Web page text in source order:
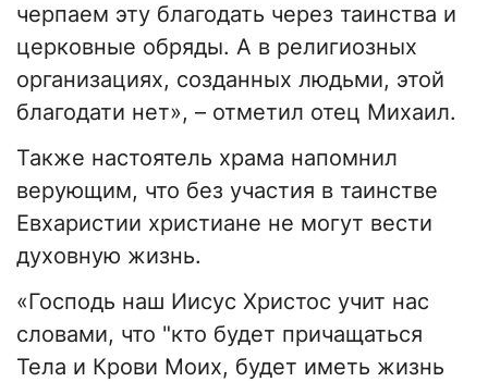
черпаем эту благодать через таинства и
церковные обряды. А в религиозных
организациях, созданных людьми, этой
благодати нет», – отметил отец Михаил.
Также настоятель храма напомнил
верующим, что без участия в таинстве
Евхаристии христиане не могут вести
духовную жизнь.
«Господь наш Иисус Христос учит нас
словами, что "кто будет причащаться
Тела и Крови Моих, будет иметь жизнь